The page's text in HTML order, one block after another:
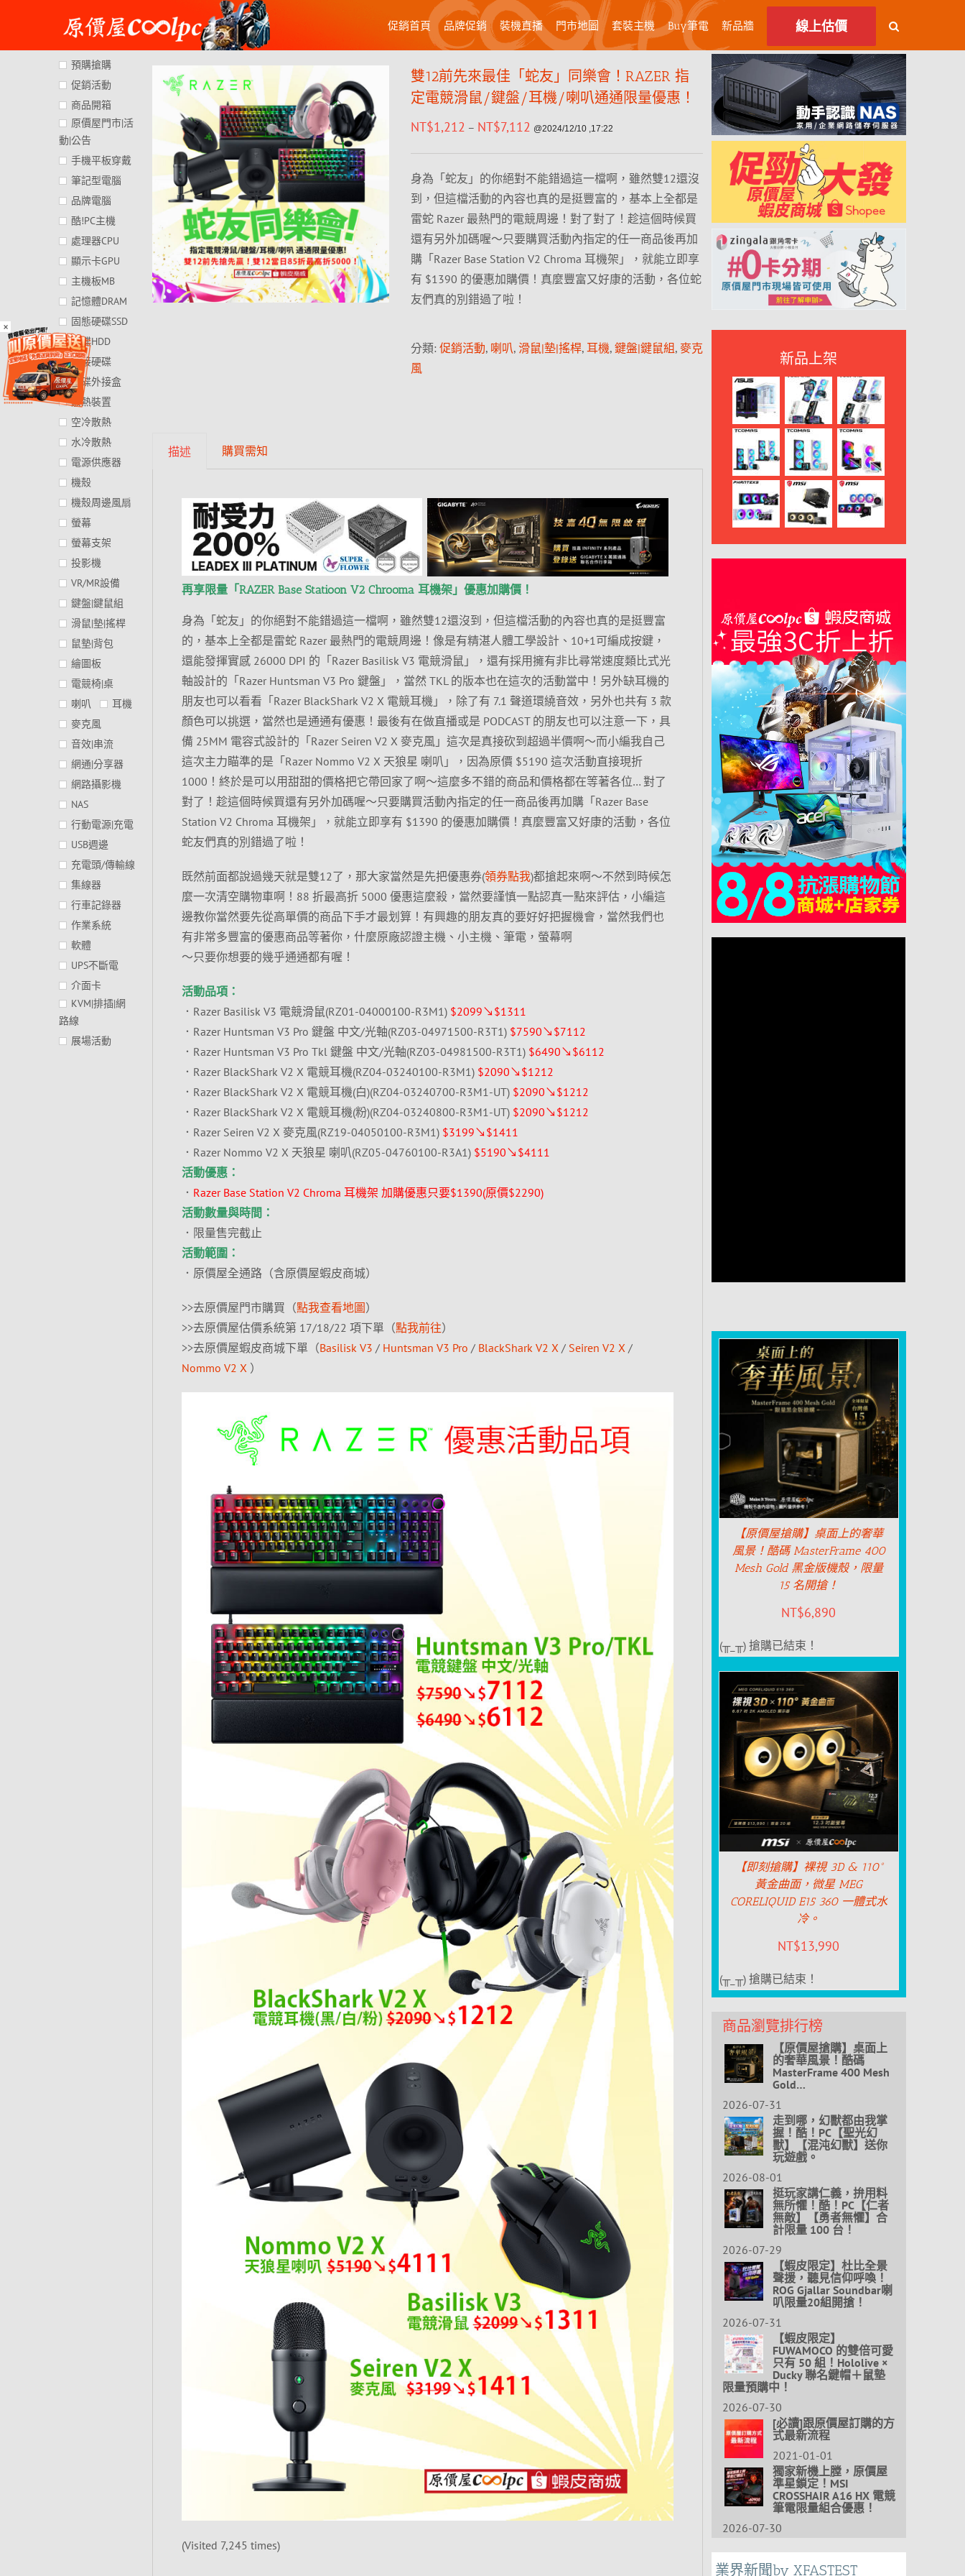
×
content
促銷首頁 品牌促銷 裝機直播 門市地圖 套裝主機 Buy筆電 新品牆 線上估價
雙12前先來最佳「蛇友」同樂會！RAZER 指
定電競滑鼠/鍵盤/耳機/喇叭通通限量優惠！
NT$1,212 – NT$7,112 @2024/12/10 ,17:22
身為「蛇友」的你絕對不能錯過這一檔啊，雖然雙12還沒
到，但這檔活動的內容也真的是挺豐富的，基本上全都是
雷蛇 Razer 最熱門的電競周邊！對了對了！趁這個時候買
還有另外加碼喔～只要購買活動內指定的任一商品後再加
購「Razer Base Station V2 Chroma 耳機架」，就能立即享
有 $1390 的優惠加購價！真麼豐富又好康的活動，各位蛇
友們真的別錯過了啦！
分類: 促銷活動, 喇叭, 滑鼠|墊|搖桿, 耳機, 鍵盤|鍵鼠組, 麥克
風
描述 購買需知
再享限量「RAZER Base Statioon V2 Chrooma 耳機架」優惠加購價！
身為「蛇友」的你絕對不能錯過這一檔啊，雖然雙12還沒到，但這檔活動的內容也真的是挺豐富
的，基本上全都是雷蛇 Razer 最熱門的電競周邊！像是有精湛人體工學設計、10+1可編成按鍵，
還能發揮實感 26000 DPI 的「Razer Basilisk V3 電競滑鼠」，還有採用擁有非比尋常速度類比式光
軸設計的「Razer Huntsman V3 Pro 鍵盤」，當然 TKL 的版本也在這次的活動當中！另外缺耳機的
朋友也可以看看「Razer BlackShark V2 X 電競耳機」，除了有 7.1 聲道環繞音效，另外也共有 3 款
顏色可以挑選，當然也是通通有優惠！最後有在做直播或是 PODCAST 的朋友也可以注意一下，具
備 25MM 電容式設計的「Razer Seiren V2 X 麥克風」這次是真接砍到超過半價啊～而小編我自己
這次主力瞄準的是「Razer Nommo V2 X 天狼星 喇叭」，因為原價 $5190 這次活動直接現折
1000！終於是可以用甜甜的價格把它帶回家了啊～這麼多不錯的商品和價格都在等著各位… 對了
對了！趁這個時候買還有另外加碼喔～只要購買活動內指定的任一商品後再加購「Razer Base
Station V2 Chroma 耳機架」，就能立即享有 $1390 的優惠加購價！真麼豐富又好康的活動，各位
蛇友們真的別錯過了啦！
既然前面都說過幾天就是雙12了，那大家當然是先把優惠券(領券點我)都搶起來啊～不然到時候怎
麼一次清空購物車啊！88 折最高折 5000 優惠這麼殺，當然要謹慎一點認真一點來評估，小編這
邊教你當然要先從高單價的商品下手才最划算！有興趣的朋友真的要好好把握機會，當然我們也
有非常多豐富的優惠商品等著你，什麼原廠認證主機、小主機、筆電，螢幕啊
～只要你想要的幾乎通通都有喔！
活動品項：
．Razer Basilisk V3 電競滑鼠(RZ01-04000100-R3M1) $2099↘$1311
．Razer Huntsman V3 Pro 鍵盤 中文/光軸(RZ03-04971500-R3T1) $7590↘$7112
．Razer Huntsman V3 Pro Tkl 鍵盤 中文/光軸(RZ03-04981500-R3T1) $6490↘$6112
．Razer BlackShark V2 X 電競耳機(RZ04-03240100-R3M1) $2090↘$1212
．Razer BlackShark V2 X 電競耳機(白)(RZ04-03240700-R3M1-UT) $2090↘$1212
．Razer BlackShark V2 X 電競耳機(粉)(RZ04-03240800-R3M1-UT) $2090↘$1212
．Razer Seiren V2 X 麥克風(RZ19-04050100-R3M1) $3199↘$1411
．Razer Nommo V2 X 天狼星 喇叭(RZ05-04760100-R3A1) $5190↘$4111
活動優惠：
． Razer Base Station V2 Chroma 耳機架 加購優惠只要$1390(原價$2290)
活動數量與時間：
．限量售完截止
活動範圍：
．原價屋全通路（含原價屋蝦皮商城）
>>去原價屋門市購買（點我查看地圖）
>>去原價屋估價系統第 17/18/22 項下單（點我前往）
>>去原價屋蝦皮商城下單（Basilisk V3 / Huntsman V3 Pro /BlackShark V2 X / Seiren V2 X /
Nommo V2 X ）
(Visited 7,245 times)
預購搶購
促銷活動
商品開箱
原價屋門市|活
動|公告
手機平板穿戴
筆記型電腦
品牌電腦
酷!PC主機
處理器CPU
顯示卡GPU
主機板MB
記憶體DRAM
固態硬碟SSD
硬碟HDD
外接硬碟
硬碟外接盒
散熱裝置
空冷散熱
水冷散熱
電源供應器
機殼
機殼周邊風扇
螢幕
螢幕支架
投影機
VR/MR設備
鍵盤|鍵鼠組
滑鼠|墊|搖桿
鼠墊|背包
繪圖板
電競椅|桌
喇叭
耳機
麥克風
音效|串流
網通|分享器
網路攝影機
NAS
行動電源|充電
USB週邊
充電頭/傳輸線
集線器
行車記錄器
作業系統
軟體
UPS不斷電
介面卡
KVM|排插|網
路線
展場活動
新品上架
【原價屋搶購】桌面上的奢華
風景！酷碼 MasterFrame 400
Mesh Gold 黑金版機殼，限量
15 名開搶！
NT$6,890
(╥_╥) 搶購已結束！
【即刻搶購】裸視 3D & 110°
黃金曲面，微星 MEG
CORELIQUID E15 360 一體式水
冷。
NT$13,990
(╥_╥) 搶購已結束！
商品瀏覽排行榜
【原價屋搶購】桌面上
的奢華風景！酷碼
MasterFrame 400 Mesh
Gold…
2026-07-31
走到哪，幻獸都由我掌
握！酷！PC【聖光幻
獸】【混沌幻獸】送你
玩遊戲。
2026-08-01
挺玩家講仁義，拚用料
無所懼！酷！PC【仁者
無敵】【勇者無懼】合
計限量 100 台！
2026-07-29
【蝦皮限定】杜比全景
聲援，聽見信仰呼喚！
ROG Gjallar Soundbar喇
叭限量20組開搶！
2026-07-31
【蝦皮限定】
FUWAMOCO 的雙倍可愛
只有 50 組！Hololive ×
Ducky 聯名鍵帽＋鼠墊
限量預購中！
2026-07-30
[必讀]跟原價屋訂購的方
式最新流程
2021-01-01
獨家新機上膛，原價屋
準星鎖定！MSI
CROSSHAIR A16 HX 電競
筆電限量組合優惠！
2026-07-30
業界新聞by XFASTEST